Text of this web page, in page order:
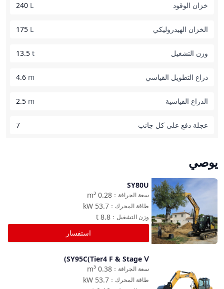
خزان الوقود 240 L
الخزان الهيدروليكي 175 L
وزن التشغيل 13.5 t
ذراع التطويل القياسي 4.6 m
الذراع القياسية 2.5 m
عجلة دفع على كل جانب 7
يوصي
مقارنة
SY80U
0.28
m³ سعة الجرافة ：
53.7
kW طاقة المحرك ：
8.8
t وزن التشغيل ：
استفسار
SY95C(Tier4 F & Stage Ⅴ)
0.38
m³ سعة الجرافة ：
53.7
kW طاقة المحرك ：